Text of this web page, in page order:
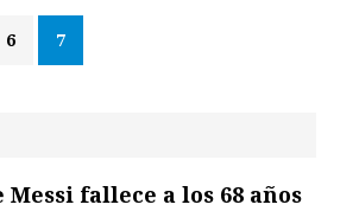
6 7
Messi fallece a los 68 años